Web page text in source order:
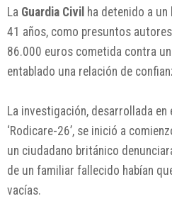
La Guardia Civil ha detenido a un
41 años, como presuntos
86.000 euros cometida contra
entablado una relación de
La investigación, desarrollada en
‘Rodicare-26’, se inició a
un ciudadano británico
de un familiar fallecido habían
vacías.